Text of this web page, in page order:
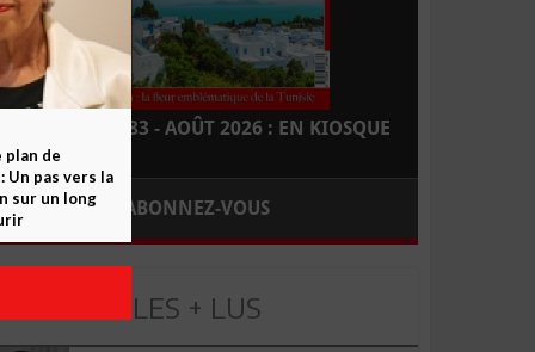
LEADERS N° 183 - AOÛT 2026 : EN KIOSQUE
ABONNEZ-VOUS
LES + LUS
plan de
Un pas vers la
sur un long